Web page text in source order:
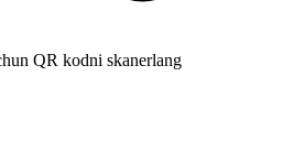
QR kodni skanerlang